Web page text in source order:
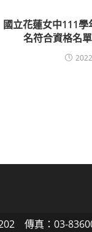
國立花蓮女中111
名符合資格名
傳真：03-